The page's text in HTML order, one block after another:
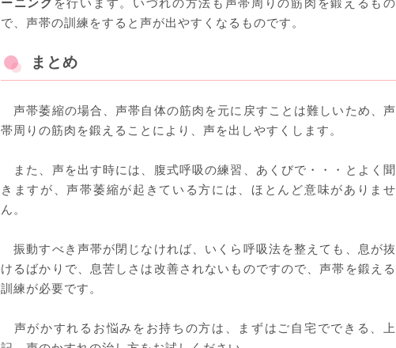
で、声帯の訓練をすると声が出やすくなるものです。
まとめ
声帯萎縮の場合、声帯自体の筋肉を元に戻すことは難しいため、声
帯周りの筋肉を鍛えることにより、声を出しやすくします。
また、声を出す時には、腹式呼吸の練習、あくびで・・・とよく聞
きますが、声帯萎縮が起きている方には、ほとんど意味がありませ
ん。
振動すべき声帯が閉じなければ、いくら呼吸法を整えても、息が抜
けるばかりで、息苦しさは改善されないものですので、声帯を鍛える
訓練が必要です。
声がかすれるお悩みをお持ちの方は、まずはご自宅でできる、上